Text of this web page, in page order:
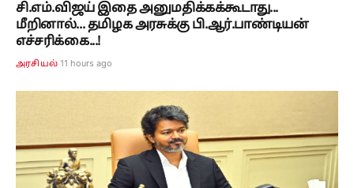
சி.எம்.விஜய் இதை அனுமதிக்கக்கூடாது...
மீறினால்... தமிழக அரசுக்கு பி.ஆர்.பாண்டியன்
எச்சரிக்கை...!
அரசியல் 11 hours ago